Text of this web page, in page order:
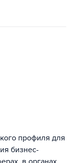
профиля для
бизнес-